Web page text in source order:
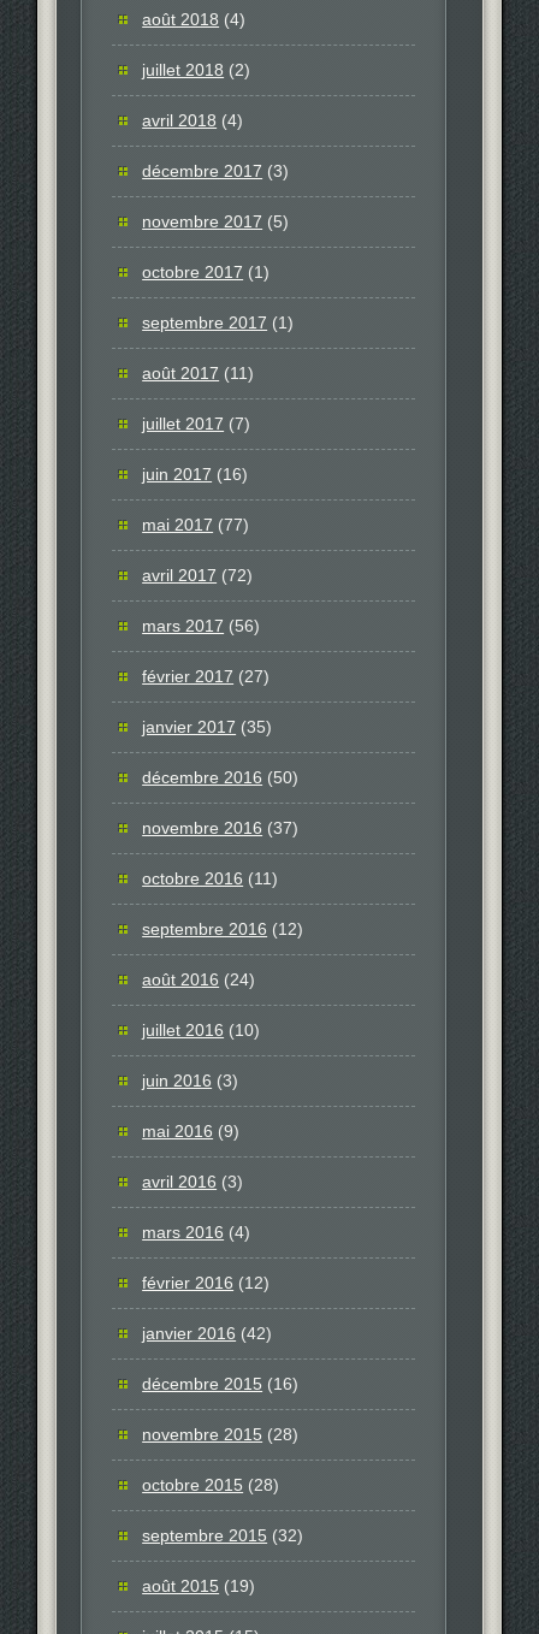
août 2018 (4)
juillet 2018 (2)
avril 2018 (4)
décembre 2017 (3)
novembre 2017 (5)
octobre 2017 (1)
septembre 2017 (1)
août 2017 (11)
juillet 2017 (7)
juin 2017 (16)
mai 2017 (77)
avril 2017 (72)
mars 2017 (56)
février 2017 (27)
janvier 2017 (35)
décembre 2016 (50)
novembre 2016 (37)
octobre 2016 (11)
septembre 2016 (12)
août 2016 (24)
juillet 2016 (10)
juin 2016 (3)
mai 2016 (9)
avril 2016 (3)
mars 2016 (4)
février 2016 (12)
janvier 2016 (42)
décembre 2015 (16)
novembre 2015 (28)
octobre 2015 (28)
septembre 2015 (32)
août 2015 (19)